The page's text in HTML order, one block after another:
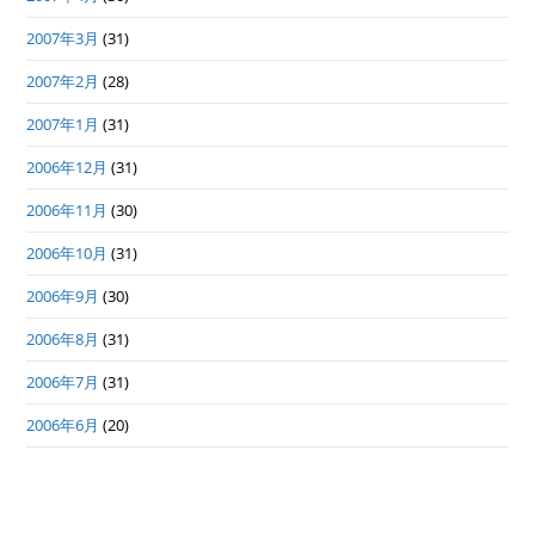
2007年3月 (31)
2007年2月 (28)
2007年1月 (31)
2006年12月 (31)
2006年11月 (30)
2006年10月 (31)
2006年9月 (30)
2006年8月 (31)
2006年7月 (31)
2006年6月 (20)